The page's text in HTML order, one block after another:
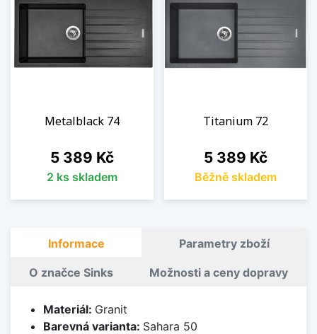
Metalblack 74
Cena
5 389 Kč
2 ks skladem
Titanium 72
Cena
5 389 Kč
Běžně skladem
Informace Parametry zboží
O značce Sinks Možnosti a ceny dopravy
Materiál: Granit
Barevná varianta: Sahara 50